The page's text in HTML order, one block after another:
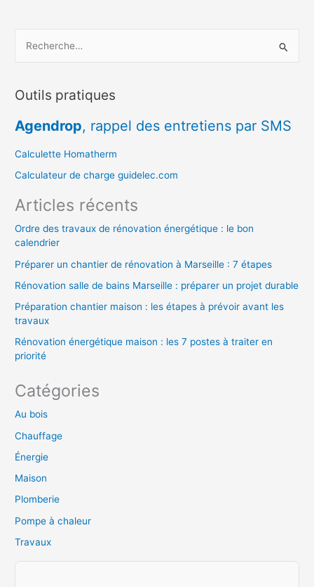
h
r
c
h
r
:
Outils pratiques
Agendrop, rappel des entretiens par SMS
Calculette Homatherm
Calculateur de charge guidelec.com
Articles récents
Ordre des travaux de rénovation énergétique : le bon
calendrier
Préparer un chantier de rénovation à Marseille : 7 étapes
Rénovation salle de bains Marseille : préparer un projet durable
Préparation chantier maison : les étapes à prévoir avant les
travaux
Rénovation énergétique maison : les 7 postes à traiter en
priorité
Catégories
Au bois
Chauffage
Énergie
Maison
Plomberie
Pompe à chaleur
Travaux